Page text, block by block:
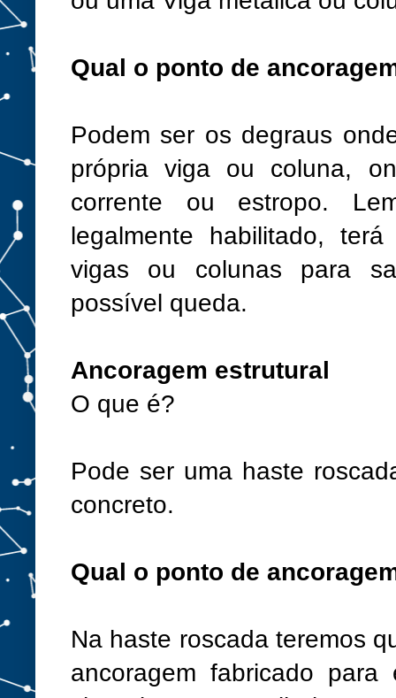
Qual o ponto de
Podem ser os degraus
própria viga ou coluna,
corrente ou estropo.
legalmente habilitado,
vigas ou colunas para
possível queda.
Ancoragem estrutural
O que é?
Pode ser uma haste
concreto.
Qual o ponto de
Na haste roscada teremos
ancoragem fabricado